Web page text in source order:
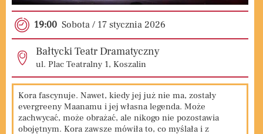
19:00 Sobota / 17 stycznia 2026
Bałtycki Teatr Dramatyczny
ul. Plac Teatralny 1, Koszalin
Kora fascynuje. Nawet, kiedy jej już nie ma, zostały
evergreeny Maanamu i jej własna legenda. Może
zachwycać, może obrażać, ale nikogo nie pozostawia
obojętnym. Kora zawsze mówiła to, co myślała i z